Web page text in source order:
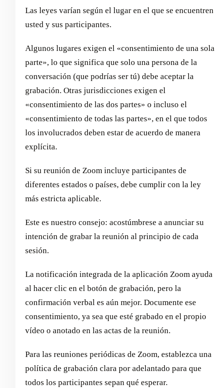
Las leyes varían según el lugar en el que se encuentren
usted y sus participantes.
Algunos lugares exigen el «consentimiento de una sola
parte», lo que significa que solo una persona de la
conversación (que podrías ser tú) debe aceptar la
grabación. Otras jurisdicciones exigen el
«consentimiento de las dos partes» o incluso el
«consentimiento de todas las partes», en el que todos
los involucrados deben estar de acuerdo de manera
explícita.
Si su reunión de Zoom incluye participantes de
diferentes estados o países, debe cumplir con la ley
más estricta aplicable.
Este es nuestro consejo: acostúmbrese a anunciar su
intención de grabar la reunión al principio de cada
sesión.
La notificación integrada de la aplicación Zoom ayuda
al hacer clic en el botón de grabación, pero la
confirmación verbal es aún mejor. Documente ese
consentimiento, ya sea que esté grabado en el propio
vídeo o anotado en las actas de la reunión.
Para las reuniones periódicas de Zoom, establezca una
política de grabación clara por adelantado para que
todos los participantes sepan qué esperar.